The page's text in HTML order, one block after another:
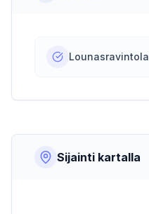
Lounasravintola
Sijainti kartalla